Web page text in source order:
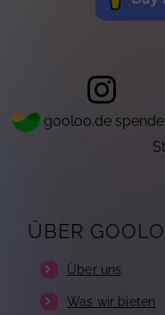
gooloo.de
ÜBER
Über uns
Was wir bieten